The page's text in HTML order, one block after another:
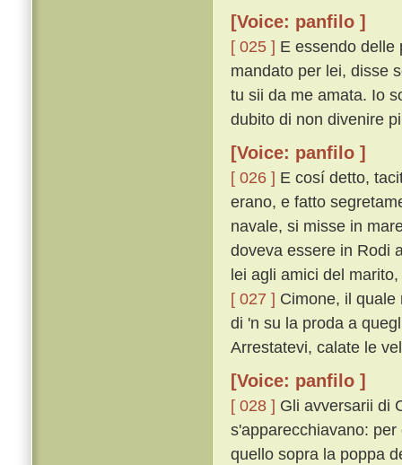
[Voice: panfilo ]
[ 025 ] E essendo delle
mandato per lei, disse
tu sii da me amata. Io
dubito di non divenire
[Voice: panfilo ]
[ 026 ] E cosí detto,
erano, e fatto
navale, si misse in
doveva essere in Rodi
lei agli amici del
[ 027 ] Cimone, il
di 'n su la proda a
Arrestatevi, calate le
[Voice: panfilo ]
[ 028 ] Gli avversarii di
s'apparecchiavano:
quello sopra la poppa